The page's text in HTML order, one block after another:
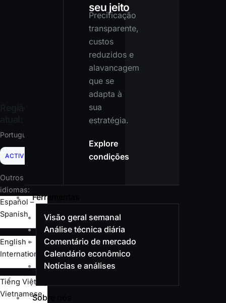
seu jeito
Precificação
transparente,
custos
reduzidos e
alavancagem
que se
adapta à
sua
estratégia.
Explore
condições
Ferramentas
Visão geral semanal
Análise técnica diária
Comentário de mercado
Calendário econômico
Notícias e análises
Sobre nós
Portuguese
ACTIVE
Outros
idiomas:
Español –
Spanish
English –
International
Tiếng Việt –
Vietnamese